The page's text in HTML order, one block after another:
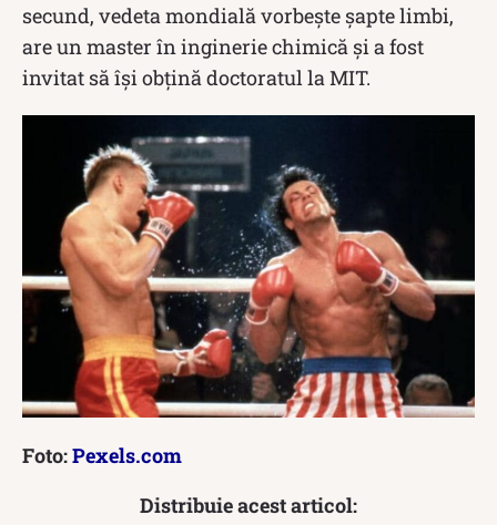
secund, vedeta mondială vorbește șapte limbi,
are un master în inginerie chimică și a fost
invitat să își obțină doctoratul la MIT.
Foto:Pexels.com
Distribuie acest articol: